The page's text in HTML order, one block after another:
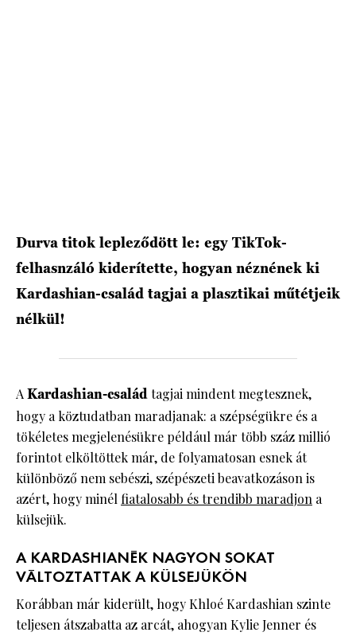
Durva titok lepleződött le: egy TikTok-
felhasnzáló kiderítette, hogyan néznének ki
Kardashian-család tagjai a plasztikai műtétjeik
nélkül!
AKardashian-családtagjai mindent megtesznek,
hogy a köztudatban maradjanak: a szépségükre és a
tökéletes megjelenésükre például már több száz millió
forintot elköltöttek már, de folyamatosan esnek át
különböző nem sebészi, szépészeti beavatkozáson is
azért, hogy minélfiatalosabb és trendibb maradjon a
külsejük.
A KARDASHIANÉK NAGYON SOKAT
VÁLTOZTATTAK A KÜLSEJÜKÖN
Korábban már kiderült, hogy Khloé Kardashian szinte
teljesen átszabatta az arcát, ahogyan Kylie Jenner és